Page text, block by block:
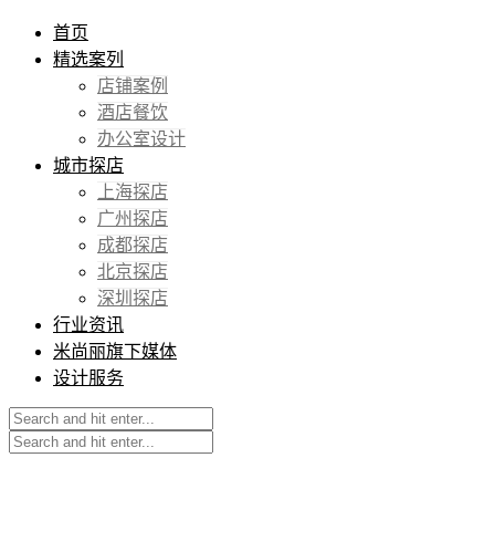
首页
精选案列
店铺案例
酒店餐饮
办公室设计
城市探店
上海探店
广州探店
成都探店
北京探店
深圳探店
行业资讯
米尚丽旗下媒体
设计服务